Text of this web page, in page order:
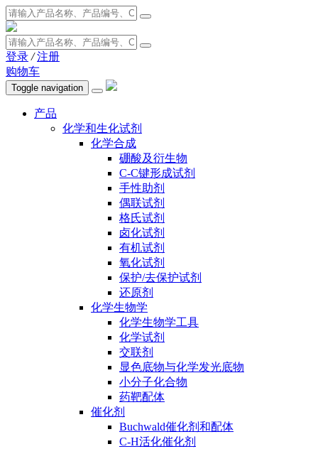
登录 / 注册
购物车
Toggle navigation
产品
化学和生化试剂
化学合成
硼酸及衍生物
C-C键形成试剂
手性助剂
偶联试剂
格氏试剂
卤化试剂
有机试剂
氧化试剂
保护/去保护试剂
还原剂
化学生物学
化学生物学工具
化学试剂
交联剂
显色底物与化学发光底物
小分子化合物
药靶配体
催化剂
Buchwald催化剂和配体
C-H活化催化剂